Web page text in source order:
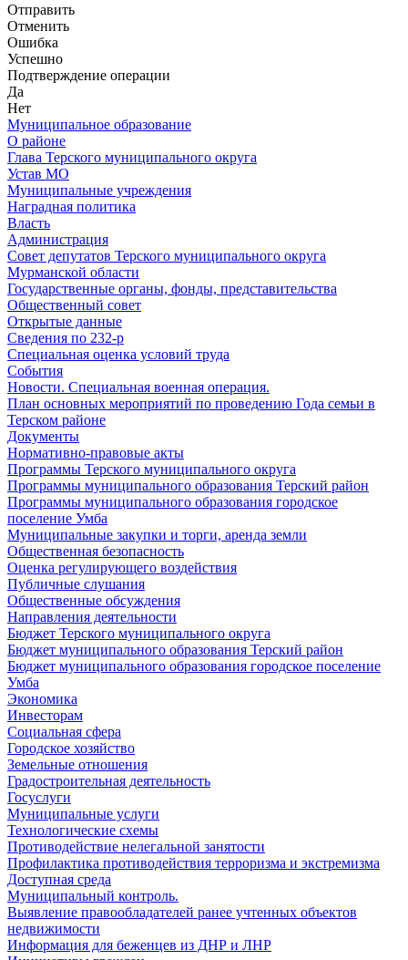
Отправить
Отменить
Ошибка
Успешно
Подтверждение операции
Да
Нет
Муниципальное образование
О районе
Глава Терского муниципального округа
Устав МО
Муниципальные учреждения
Наградная политика
Власть
Администрация
Совет депутатов Терского муниципального округа
Мурманской области
Государственные органы, фонды, представительства
Общественный совет
Открытые данные
Сведения по 232-р
Специальная оценка условий труда
События
Новости. Специальная военная операция.
План основных мероприятий по проведению Года семьи в
Терском районе
Документы
Нормативно-правовые акты
Программы Терского муниципального округа
Программы муниципального образования Терский район
Программы муниципального образования городское
поселение Умба
Муниципальные закупки и торги, аренда земли
Общественная безопасность
Оценка регулирующего воздействия
Публичные слушания
Общественные обсуждения
Направления деятельности
Бюджет Терского муниципального округа
Бюджет муниципального образования Терский район
Бюджет муниципального образования городское поселение
Умба
Экономика
Инвесторам
Социальная сфера
Городское хозяйство
Земельные отношения
Градостроительная деятельность
Госуслуги
Муниципальные услуги
Технологические схемы
Противодействие нелегальной занятости
Профилактика противодействия терроризма и экстремизма
Доступная среда
Муниципальный контроль.
Выявление правообладателей ранее учтенных объектов
недвижимости
Информация для беженцев из ДНР и ЛНР